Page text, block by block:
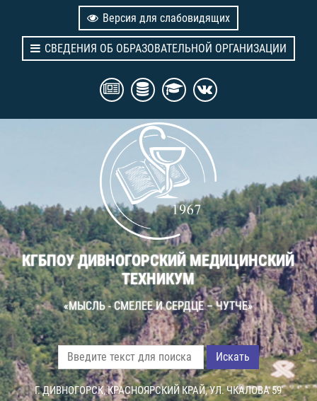
Версия для слабовидящих
СВЕДЕНИЯ ОБ ОБРАЗОВАТЕЛЬНОЙ ОРГАНИЗАЦИИ
КГБПОУ ДИВНОГОРСКИЙ МЕДИЦИНСКИЙ
ТЕХНИКУМ
«МЫСЛЬ - СМЕЛЕЕ И СЕРДЦЕ – ЧУТЧЕ»
Искать
Г. ДИВНОГОРСК, КРАСНОЯРСКИЙ КРАЙ, УЛ. ЧКАЛОВА 59